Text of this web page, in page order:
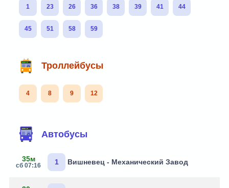
1 23 26 36 38 39 41 44
45 51 58 59
Троллейбусы
4 8 9 12
Автобусы
35м
сб 07:16 1 Вишневец - Механический Завод